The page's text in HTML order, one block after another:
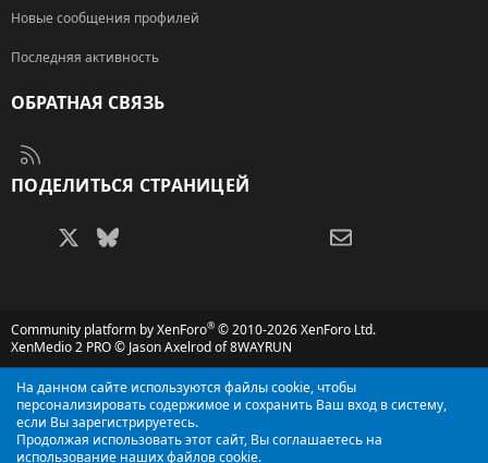
Новые сообщения профилей
Последняя активность
ОБРАТНАЯ СВЯЗЬ
ПОДЕЛИТЬСЯ СТРАНИЦЕЙ
FacebookX (Twitter)
Bluesky WhatsAppЭлектронная
Community platform by XenForo® © 2010-2026 XenForo Ltd.
XenMedio 2 PRO© Jason Axelrod of8WAYRUN
На данном сайте используются файлы cookie, чтобы
персонализировать содержимое и сохранить Ваш вход в систему,
если Вы зарегистрируетесь.
Продолжая использовать этот сайт, Вы соглашаетесь на
использование наших файлов cookie.